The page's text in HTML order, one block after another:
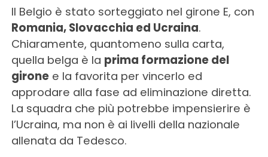
Il Belgio è stato sorteggiato nel girone E, con
Romania, Slovacchia ed Ucraina.
Chiaramente, quantomeno sulla carta,
quella belga è la prima formazione del
gironee la favorita per vincerlo ed
approdare alla fase ad eliminazione diretta.
La squadra che più potrebbe impensierire è
l’Ucraina, ma non è ai livelli della nazionale
allenata da Tedesco.